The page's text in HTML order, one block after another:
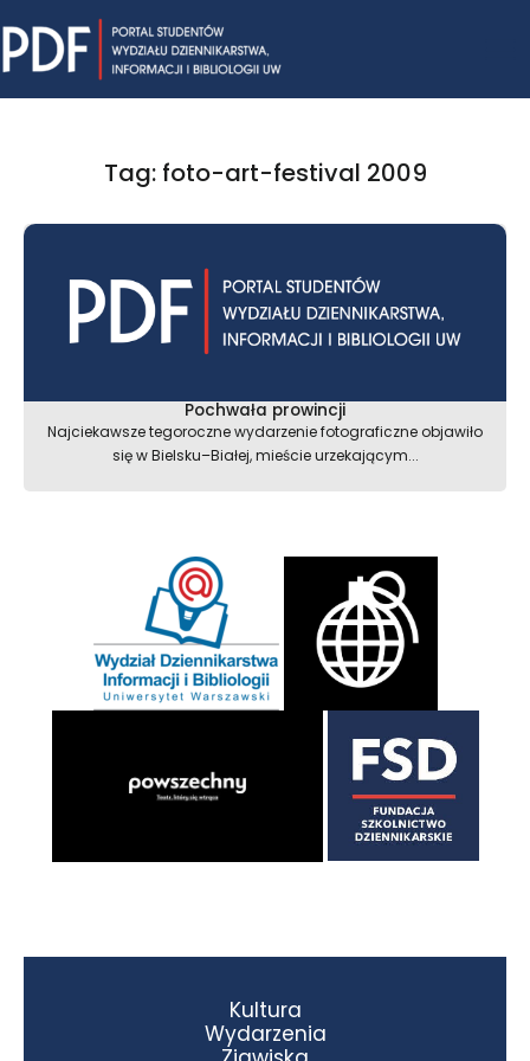
to
content
Tag: foto-art-festival 2009
Pochwała prowincji
Najciekawsze tegoroczne wydarzenie fotograficzne objawiło
się w Bielsku–Białej, mieście urzekającym...
Kultura
Wydarzenia